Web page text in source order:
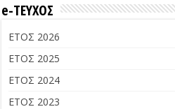
e-ΤΕΥΧΟΣ
ΕΤΟΣ 2026
ΕΤΟΣ 2025
ΕΤΟΣ 2024
ΕΤΟΣ 2023